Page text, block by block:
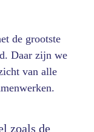
de grootste
Daar zijn we
van alle
zoals de